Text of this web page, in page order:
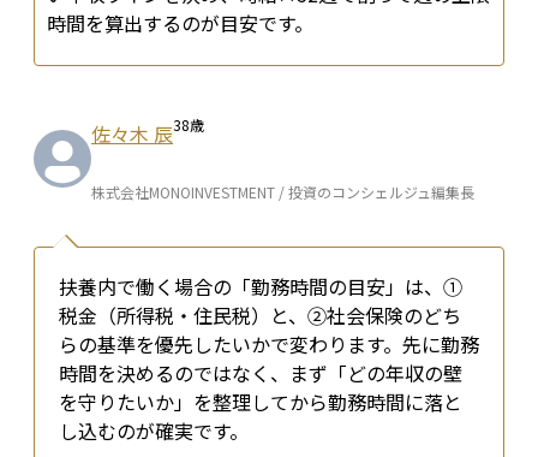
時間を算出するのが目安です。
佐々木 辰38歳
株式会社MONOINVESTMENT / 投資のコンシェルジュ編集長
扶養内で働く場合の「勤務時間の目安」は、①
税金（所得税・住民税）と、②社会保険のどち
らの基準を優先したいかで変わります。先に勤務
時間を決めるのではなく、まず「どの年収の壁
を守りたいか」を整理してから勤務時間に落と
し込むのが確実です。